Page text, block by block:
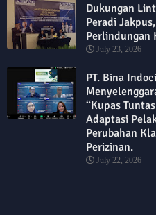
Dukungan
Peradi
Perlindungan
July 23, 2026
PT. Bina
“Kupas
Adaptasi
Perubahan
Perizinan.
July 22, 2026